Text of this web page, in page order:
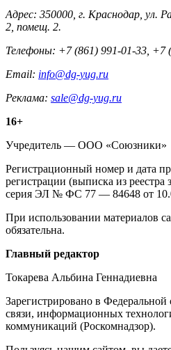
Адрес: 350000, г. Краснодар, ул.
2, помещ. 2.
Телефоны: +7 (861) 991-01-33, +7
Email: info@dg-yug.ru
Реклама: sale@dg-yug.ru
Информация
о
издании
16+
Учредитель — ООО «Союзники»
Регистрационный номер и дата
регистрации (выписка из
серия ЭЛ № ФС 77 — 84648 от
При использовании материалов
обязательна.
Редакция
Главный редактор
Токарева Альбина Геннадиевна
Зарегистрировано в
связи, информационных
коммуникаций (Роскомнадзор).